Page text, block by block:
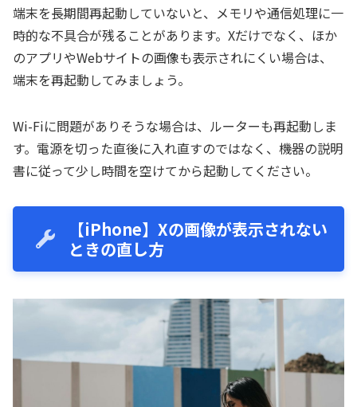
端末を長期間再起動していないと、メモリや通信処理に一
時的な不具合が残ることがあります。Xだけでなく、ほか
のアプリやWebサイトの画像も表示されにくい場合は、
端末を再起動してみましょう。
Wi-Fiに問題がありそうな場合は、ルーターも再起動しま
す。電源を切った直後に入れ直すのではなく、機器の説明
書に従って少し時間を空けてから起動してください。
【iPhone】Xの画像が表示されない
ときの直し方